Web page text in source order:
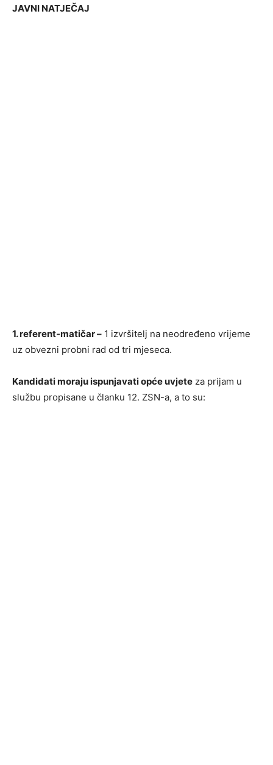
JAVNI NATJEČAJ
1. referent-matičar – 1 izvršitelj na neodređeno vrijeme
uz obvezni probni rad od tri mjeseca.
Kandidati moraju ispunjavati opće uvjete za prijam u
službu propisane u članku 12. ZSN-a, a to su: